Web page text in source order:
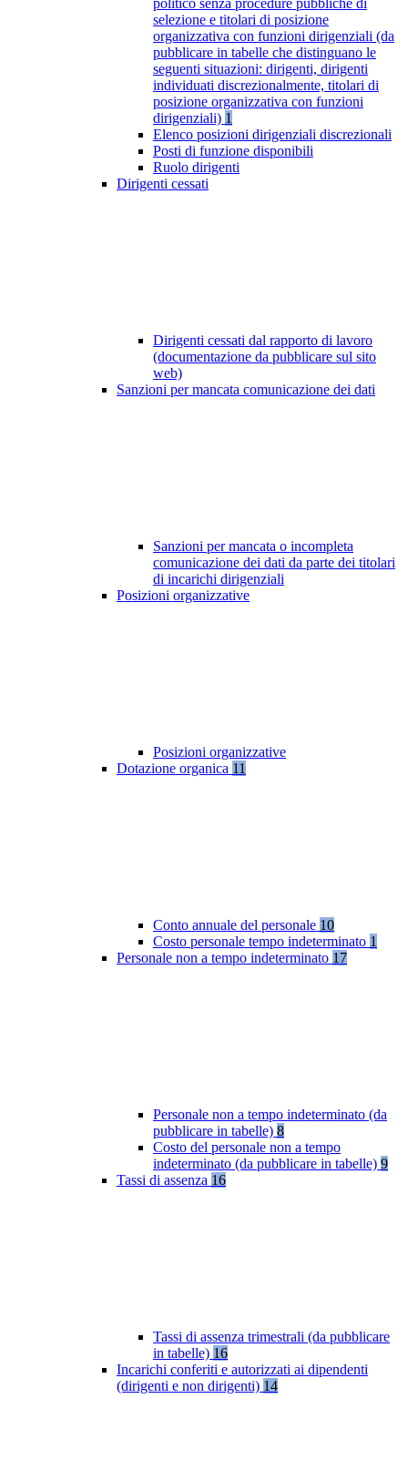
politico senza procedure pubbliche di
selezione e titolari di posizione
organizzativa con funzioni dirigenziali (da
pubblicare in tabelle che distinguano le
seguenti situazioni: dirigenti, dirigenti
individuati discrezionalmente, titolari di
posizione organizzativa con funzioni
dirigenziali) 1
Elenco posizioni dirigenziali discrezionali
Posti di funzione disponibili
Ruolo dirigenti
Dirigenti cessati
Dirigenti cessati dal rapporto di lavoro
(documentazione da pubblicare sul sito
web)
Sanzioni per mancata comunicazione dei dati
Sanzioni per mancata o incompleta
comunicazione dei dati da parte dei titolari
di incarichi dirigenziali
Posizioni organizzative
Posizioni organizzative
Dotazione organica 11
Conto annuale del personale 10
Costo personale tempo indeterminato 1
Personale non a tempo indeterminato 17
Personale non a tempo indeterminato (da
pubblicare in tabelle) 8
Costo del personale non a tempo
indeterminato (da pubblicare in tabelle) 9
Tassi di assenza 16
Tassi di assenza trimestrali (da pubblicare
in tabelle) 16
Incarichi conferiti e autorizzati ai dipendenti
(dirigenti e non dirigenti) 14